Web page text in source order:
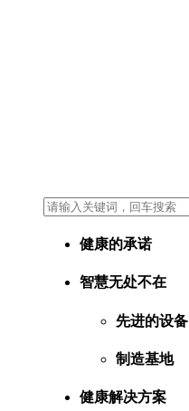
健康的承诺
智慧无处不在
先进的设备
制造基地
健康解决方案